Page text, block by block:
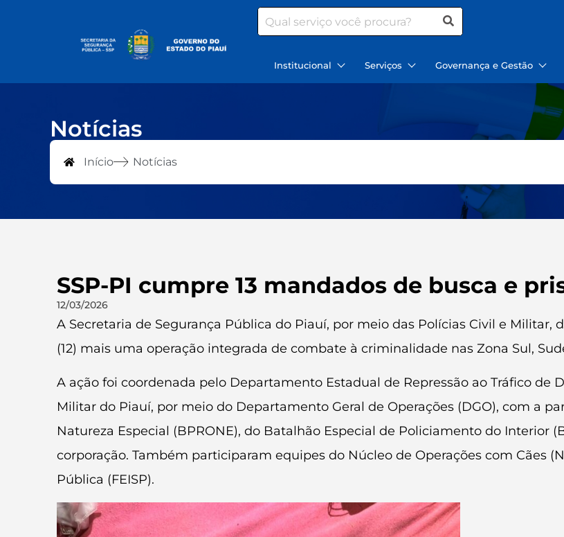
Search
Institucional Serviços Governança e Gestão
Notícias
Início Notícias
SSP-PI cumpre 13 mandados de busca e
12/03/2026
A Secretaria de Segurança Pública do Piauí, por meio das Polícias Civil e
(12) mais uma operação integrada de combate à criminalidade nas Zona Sul,
A ação foi coordenada pelo Departamento Estadual de Repressão ao Tráfico de
Militar do Piauí, por meio do Departamento Geral de Operações (DGO), com a
Natureza Especial (BPRONE), do Batalhão Especial de Policiamento do Interior
corporação. Também participaram equipes do Núcleo de Operações com Cães
Pública (FEISP).